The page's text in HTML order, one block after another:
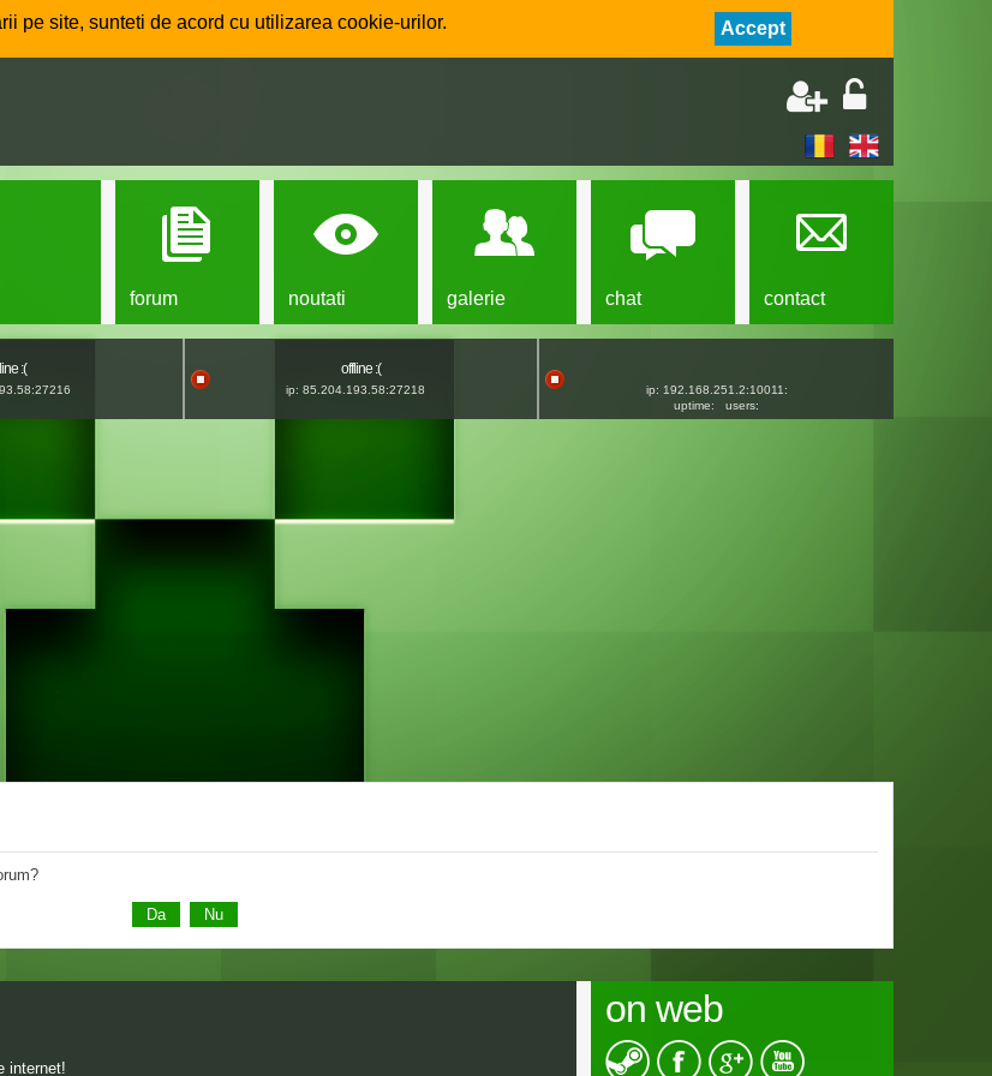
pe site, sunteti de acord cu utilizarea cookie-urilor. Accept
forum noutati galerie chat contact
:( offline :(
ip: 85.204.193.58:27218
ip: 192.168.251.2:10011:
uptime:
users:
internet!
on web